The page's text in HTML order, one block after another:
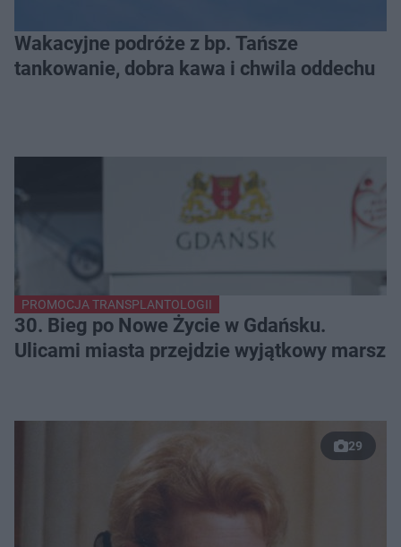
Wakacyjne podróże z bp. Tańsze
tankowanie, dobra kawa i chwila oddechu
PROMOCJA TRANSPLANTOLOGII
30. Bieg po Nowe Życie w Gdańsku.
Ulicami miasta przejdzie wyjątkowy marsz
29